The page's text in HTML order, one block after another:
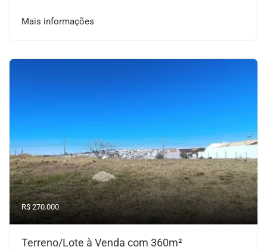
Mais informações
R$ 270.000
Terreno/Lote à Venda com 360m²